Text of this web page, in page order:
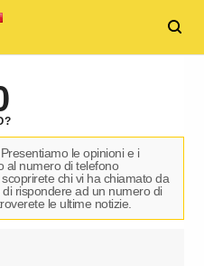
?
le opinioni e i
al numero di telefono
chi vi ha chiamato da
rispondere ad un numero di
le ultime notizie.